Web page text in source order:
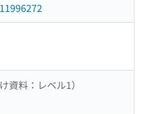
資料：レベル1）